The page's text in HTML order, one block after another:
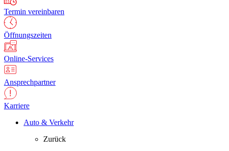
Termin vereinbaren
Öffnungszeiten
Online-Services
Ansprechpartner
Karriere
Auto & Verkehr
Zurück